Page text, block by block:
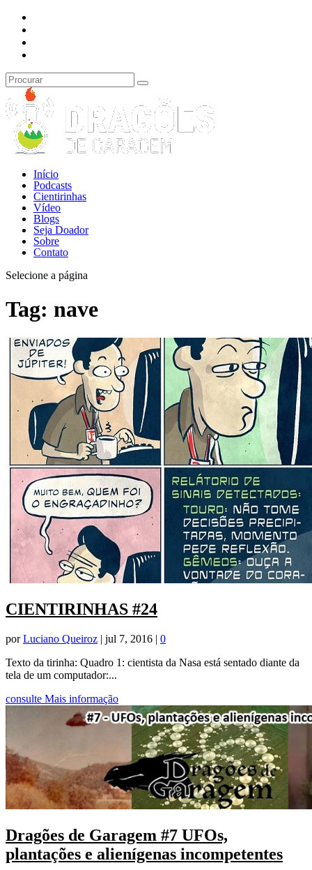
Início
Podcasts
Cientirinhas
Vídeo
Blogs
Seja Doador
Sobre
Contato
Selecione a página
Tag: nave
CIENTIRINHAS #24
porLuciano Queiroz | jul 7, 2016 | 0
Texto da tirinha: Quadro 1: cientista da Nasa está sentado diante da
tela de um computador:...
consulte Mais informação
Dragões de Garagem #7 UFOs,
plantações e alienígenas incompetentes